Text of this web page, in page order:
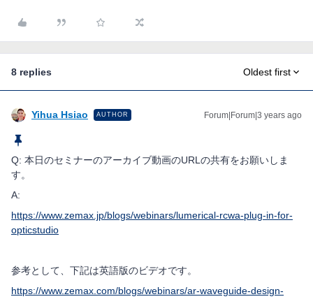
8 replies Oldest first
Yihua Hsiao AUTHOR Forum|Forum|3 years ago
Q: 本日のセミナーのアーカイブ動画のURLの共有をお願いしま
す。
A:
https://www.zemax.jp/blogs/webinars/lumerical-rcwa-plug-in-for-
opticstudio
参考として、下記は英語版のビデオです。
https://www.zemax.com/blogs/webinars/ar-waveguide-design-